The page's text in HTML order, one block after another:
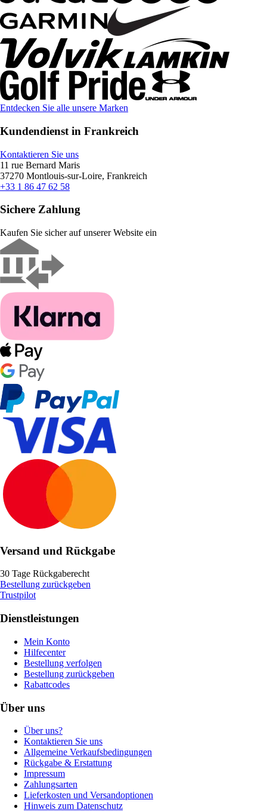
Entdecken Sie alle unsere Marken
Kundendienst in Frankreich
Kontaktieren Sie uns
11 rue Bernard Maris
37270 Montlouis-sur-Loire, Frankreich
+33 1 86 47 62 58
Sichere Zahlung
Kaufen Sie sicher auf unserer Website ein
Versand und Rückgabe
30 Tage Rückgaberecht
Bestellung zurückgeben
Trustpilot
Dienstleistungen
Mein Konto
Hilfecenter
Bestellung verfolgen
Bestellung zurückgeben
Rabattcodes
Über uns
Über uns?
Kontaktieren Sie uns
Allgemeine Verkaufsbedingungen
Rückgabe & Erstattung
Impressum
Zahlungsarten
Lieferkosten und Versandoptionen
Hinweis zum Datenschutz